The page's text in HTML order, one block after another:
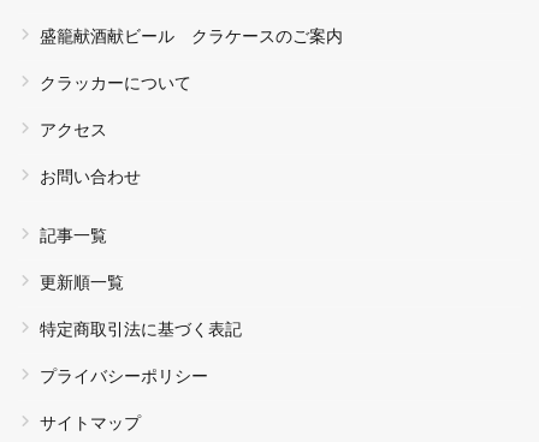
盛籠献酒献ビール クラケースのご案内
クラッカーについて
アクセス
お問い合わせ
記事一覧
更新順一覧
特定商取引法に基づく表記
プライバシーポリシー
サイトマップ